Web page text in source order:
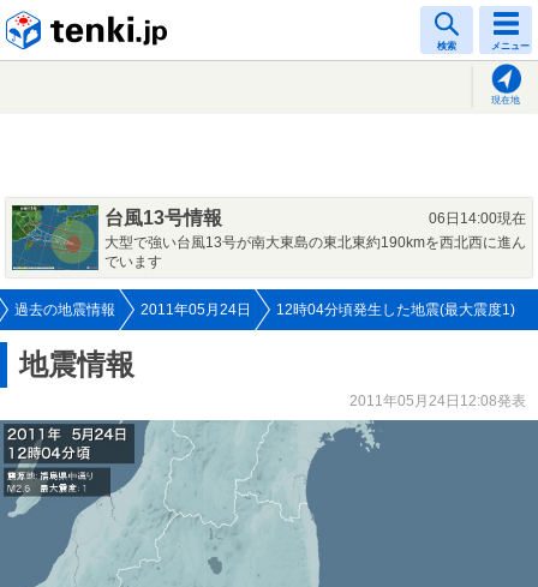
検索 メニュー
現在地
台風13号情報
06日14:00現在
大型で強い台風13号が南大東島の東北東約190kmを西北西に進ん
でいます
過去の地震情報 2011年05月24日 12時04分頃発生した地震(最大震度1)
地震情報
2011年05月24日12:08発表